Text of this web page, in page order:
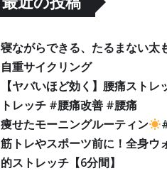
寝ながらできる、たるまない太
自重サイクリング
【ヤバいほど効く】腰痛ストレ
トレッチ #腰痛改善 #腰痛
痩せたモーニングルーティン
筋トレやスポーツ前に！全身ウ
的ストレッチ【6分間】